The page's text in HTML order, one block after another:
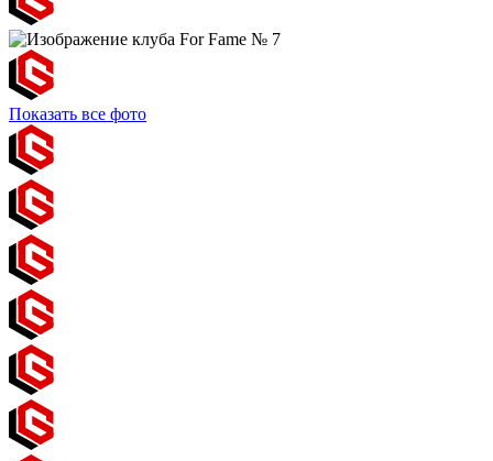
Показать все фото